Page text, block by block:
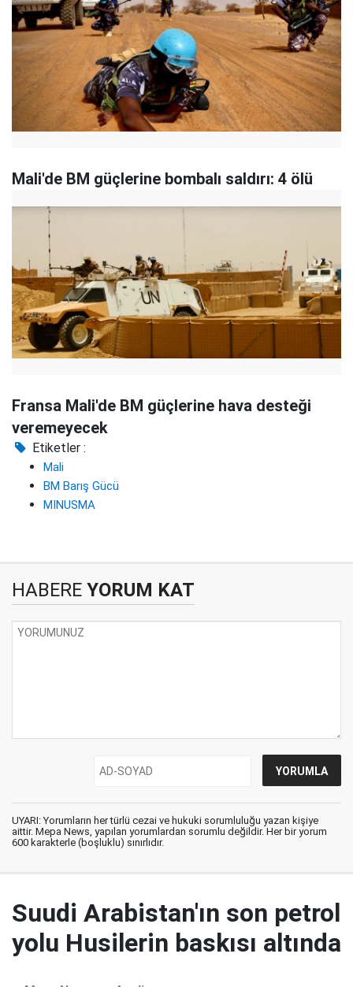
Mali'de BM güçlerine bombalı saldırı: 4 ölü
Fransa Mali'de BM güçlerine hava desteği
veremeyecek
Etiketler :
Mali
BM Barış Gücü
MINUSMA
HABERE YORUM KAT
UYARI: Yorumların her türlü cezai ve hukuki sorumluluğu yazan kişiye
aittir. Mepa News, yapılan yorumlardan sorumlu değildir. Her bir yorum
600 karakterle (boşluklu) sınırlıdır.
Suudi Arabistan'ın son petrol
yolu Husilerin baskısı altında